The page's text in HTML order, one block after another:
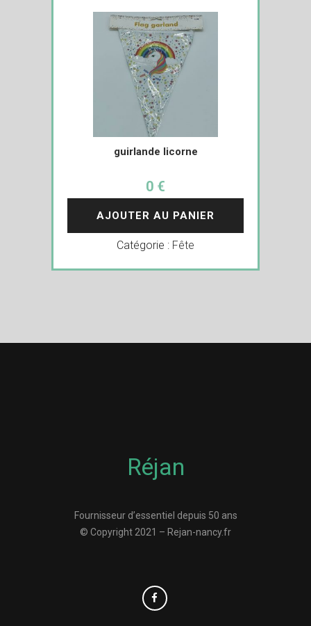
guirlande licorne
0 €
AJOUTER AU PANIER
Catégorie : Fête
Réjan
Fournisseur d’essentiel depuis 50 ans
© Copyright 2021 – Rejan-nancy.fr